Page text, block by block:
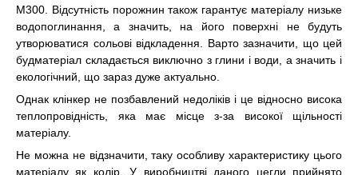
М300. Відсутність порожнин також гарантує матеріалу низьке
водопоглинання, а значить, на його поверхні не будуть
утворюватися сольові відкладення. Варто зазначити, що цей
будматеріал складається виключно з глини і води, а значить і
екологічний, що зараз дуже актуально.
Однак клінкер не позбавлений недоліків і це відносно висока
теплопровідність, яка має місце з-за високої щільності
матеріалу.
Не можна не відзначити, таку особливу характеристику цього
матеріалу як колір. У виробництві даного цегли прийнято